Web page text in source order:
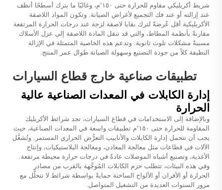
شريط أكريليكي مقاوم للحرارة حتى ١٥٠°م، وغالبًا ما يترك أسطحًا أنظف
عند إزالته أو عند فك التجميع لأغراض الصيانة. وتكون المواد اللاصقة
الأكريليكية أقل عُرضةً لترك بقايا لاصقة لزجة عند درجات الحرارة المرتفعة
مقارنةً بأنظمة المطاط، والتي قد تنقل المادة اللاصقة إلى عزل الأسلاك
مسببةً مشكلات تلوث ثانوية. وتدعم هذه الخاصية المتمثلة في الإزالة
النظيفة كلاً من جودة التصنيع وسهولة الصيانة طوال عمر المنتج.
تطبيقات صناعية خارج قطاع السيارات
إدارة الكابلات في المعدات الصناعية عالية
الحرارة
وبالإضافة إلى الاستخدامات في قطاع السيارات، تجد شرائط الأكريليك
المقاومة للحرارة حتى ١٥٠°م تطبيقات واسعة في المعدات الصناعية، حيث
يجب أن تتحمل إدارة الكابلات والأنابيب التعرُّض الحراري المستمر. وتُشغَّل
الآلات في قطاعات مثل معالجة المعادن، ومعالجة البلاستيكيات، وإنتاج
الأغذية، وتصنيع أشباه الموصلات عادةً في درجات حرارة محيطة مرتفعة.
وفي هذه البيئات، تتطلب حزم الكابلات المُوجَّهة بالقرب من مصادر
الحرارة أو الأفران أو الألواح الساخنة حمايةً بواسطة شرائط لا تتحلَّل مع
مرور السنوات العديدة من التشغيل المتواصل.